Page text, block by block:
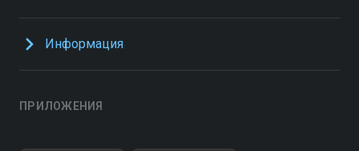
Информация
ПРИЛОЖЕНИЯ